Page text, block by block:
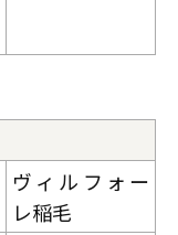
ヴィルフォー
レ稲毛